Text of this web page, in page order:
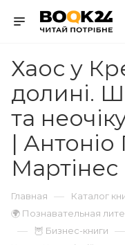
Хаос у
долині.
та
| Антоніо
Мартінес
Главная — Каталог
🌍 Познавательная
— 🦉 Бизнес-книги —